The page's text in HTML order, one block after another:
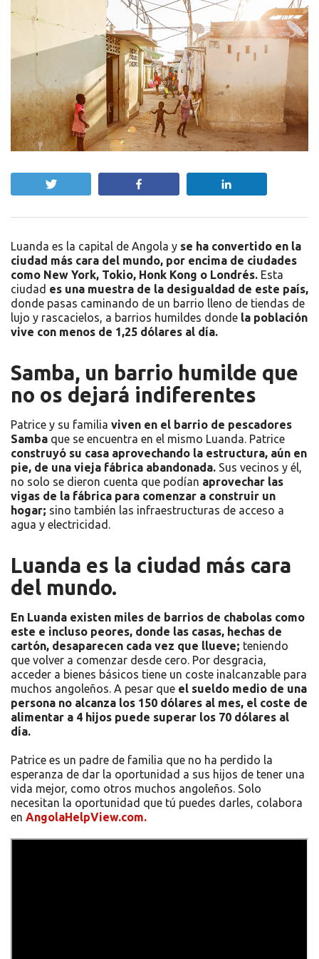
Luanda es la capital de Angola y se ha convertido en la
ciudad más cara del mundo, por encima de ciudades
como New York, Tokio, Honk Kong o Londrés. Esta
ciudad es una muestra de la desigualdad de este país,
donde pasas caminando de un barrio lleno de tiendas de
lujo y rascacielos, a barrios humildes donde la población
vive con menos de 1,25 dólares al día.
Samba, un barrio humilde que
no os dejará indiferentes
Patrice y su familia viven en el barrio de pescadores
Samba que se encuentra en el mismo Luanda. Patrice
construyó su casa aprovechando la estructura, aún en
pie, de una vieja fábrica abandonada. Sus vecinos y él,
no solo se dieron cuenta que podían aprovechar las
vigas de la fábrica para comenzar a construir un
hogar; sino también las infraestructuras de acceso a
agua y electricidad.
Luanda es la ciudad más cara
del mundo.
En Luanda existen miles de barrios de chabolas como
este e incluso peores, donde las casas, hechas de
cartón, desaparecen cada vez que llueve; teniendo
que volver a comenzar desde cero. Por desgracia,
acceder a bienes básicos tiene un coste inalcanzable para
muchos angoleños. A pesar que el sueldo medio de una
persona no alcanza los 150 dólares al mes, el coste de
alimentar a 4 hijos puede superar los 70 dólares al
día.
Patrice es un padre de familia que no ha perdido la
esperanza de dar la oportunidad a sus hijos de tener una
vida mejor, como otros muchos angoleños. Solo
necesitan la oportunidad que tú puedes darles, colabora
en AngolaHelpView.com.